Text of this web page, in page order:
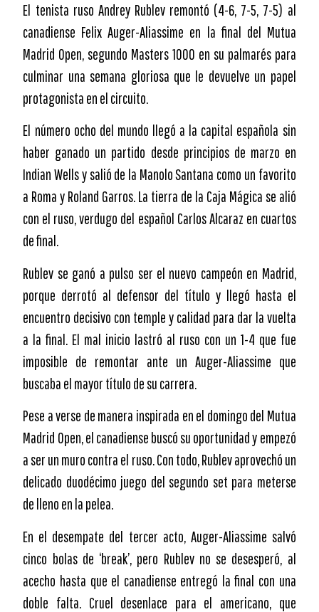
El tenista ruso Andrey Rublev remontó (4-6, 7-5, 7-5) al
canadiense Felix Auger-Aliassime en la final del Mutua
Madrid Open, segundo Masters 1000 en su palmarés para
culminar una semana gloriosa que le devuelve un papel
protagonista en el circuito.
El número ocho del mundo llegó a la capital española sin
haber ganado un partido desde principios de marzo en
Indian Wells y salió de la Manolo Santana como un favorito
a Roma y Roland Garros. La tierra de la Caja Mágica se alió
con el ruso, verdugo del español Carlos Alcaraz en cuartos
de final.
Rublev se ganó a pulso ser el nuevo campeón en Madrid,
porque derrotó al defensor del título y llegó hasta el
encuentro decisivo con temple y calidad para dar la vuelta
a la final. El mal inicio lastró al ruso con un 1-4 que fue
imposible de remontar ante un Auger-Aliassime que
buscaba el mayor título de su carrera.
Pese a verse de manera inspirada en el domingo del Mutua
Madrid Open, el canadiense buscó su oportunidad y empezó
a ser un muro contra el ruso. Con todo, Rublev aprovechó un
delicado duodécimo juego del segundo set para meterse
de lleno en la pelea.
En el desempate del tercer acto, Auger-Aliassime salvó
cinco bolas de ‘break’, pero Rublev no se desesperó, al
acecho hasta que el canadiense entregó la final con una
doble falta. Cruel desenlace para el americano, que